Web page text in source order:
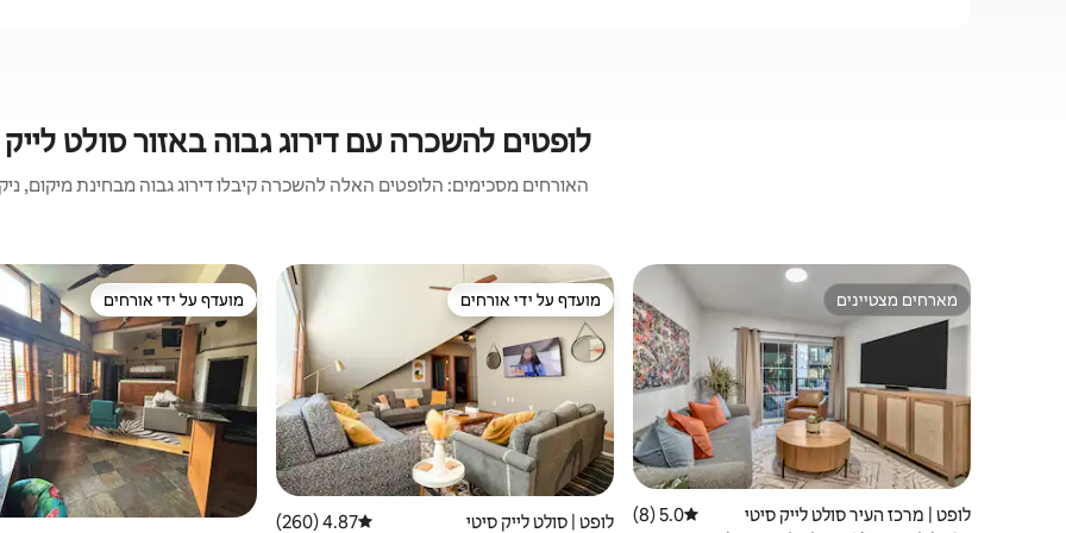
לופטים להשכרה עם דירוג גבוה באזור סולט לייק
האורחים מסכימים: הלופטים האלה להשכרה קיבלו דירוג גבוה מבחינת מיקום,
מארחים מצטיינים
מארחים מצטיינים
לופט | מרכז העיר סולט לייק סיטי דירוג ממוצע של 5.0 מתוך 5, 8 ביקורות
5.0 (8)
מועדף על ידי אורחים
מועדף על ידי אורחים
לופט | סולט לייק סיטי דירוג ממוצע של 4.87 מתוך 5, 260 ביקורות
4.87 (260)
מועדף על ידי אורחים
מועדף על ידי אורחים